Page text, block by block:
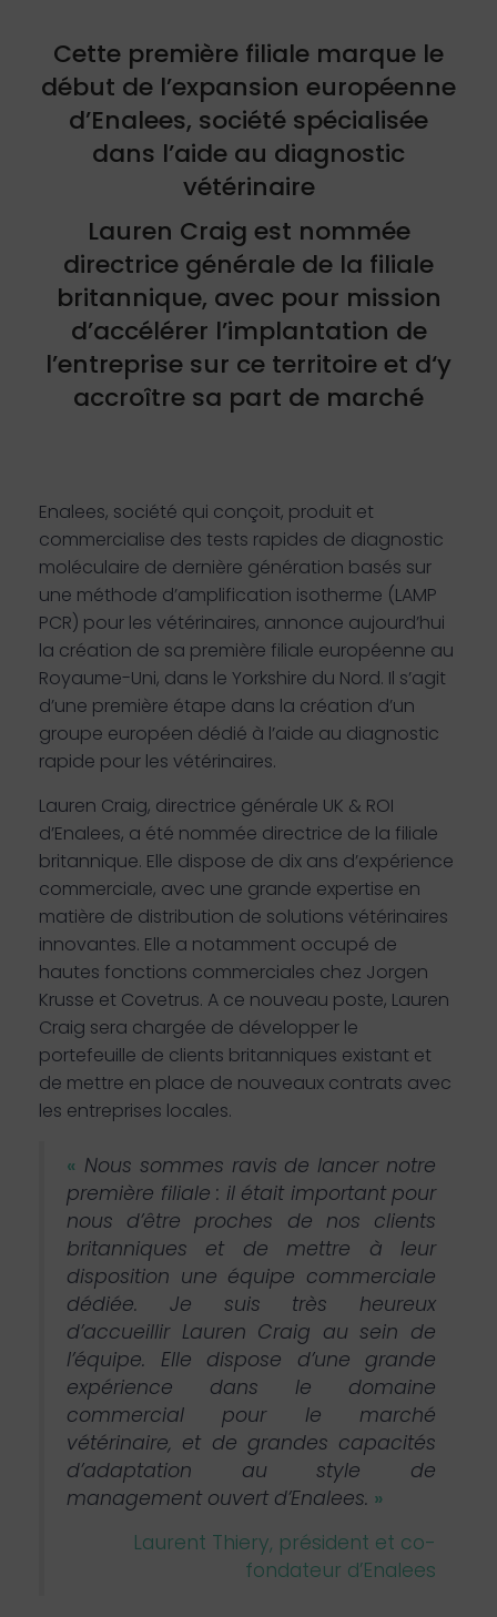
Cette première filiale marque le
début de l’expansion européenne
d’Enalees, société spécialisée
dans l’aide au diagnostic
vétérinaire
Lauren Craig est nommée
directrice générale de la filiale
britannique, avec pour mission
d’accélérer l’implantation de
l’entreprise sur ce territoire et d‘y
accroître sa part de marché
Enalees, société qui conçoit, produit et
commercialise des tests rapides de diagnostic
moléculaire de dernière génération basés sur
une méthode d’amplification isotherme (LAMP
PCR) pour les vétérinaires, annonce aujourd’hui
la création de sa première filiale européenne au
Royaume-Uni, dans le Yorkshire du Nord. Il s’agit
d’une première étape dans la création d’un
groupe européen dédié à l’aide au diagnostic
rapide pour les vétérinaires.
Lauren Craig, directrice générale UK & ROI
d’Enalees, a été nommée directrice de la filiale
britannique. Elle dispose de dix ans d’expérience
commerciale, avec une grande expertise en
matière de distribution de solutions vétérinaires
innovantes. Elle a notamment occupé de
hautes fonctions commerciales chez Jorgen
Krusse et Covetrus. A ce nouveau poste, Lauren
Craig sera chargée de développer le
portefeuille de clients britanniques existant et
de mettre en place de nouveaux contrats avec
les entreprises locales.
« Nous sommes ravis de lancer notre
première filiale : il était important pour
nous d’être proches de nos clients
britanniques et de mettre à leur
disposition une équipe commerciale
dédiée. Je suis très heureux
d’accueillir Lauren Craig au sein de
l’équipe. Elle dispose d’une grande
expérience dans le domaine
commercial pour le marché
vétérinaire, et de grandes capacités
d’adaptation au style de
management ouvert d’Enalees. »
Laurent Thiery, président et co-
fondateur d’Enalees